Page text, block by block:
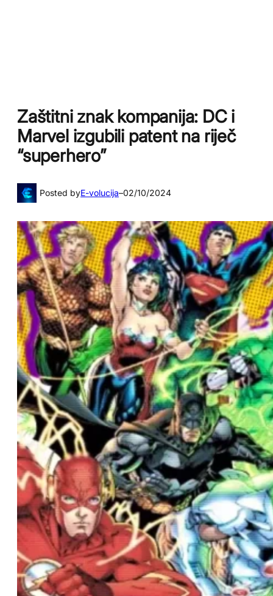
Zaštitni znak kompanija: DC i
Marvel izgubili patent na riječ
“superhero”
Posted byE-volucija–02/10/2024